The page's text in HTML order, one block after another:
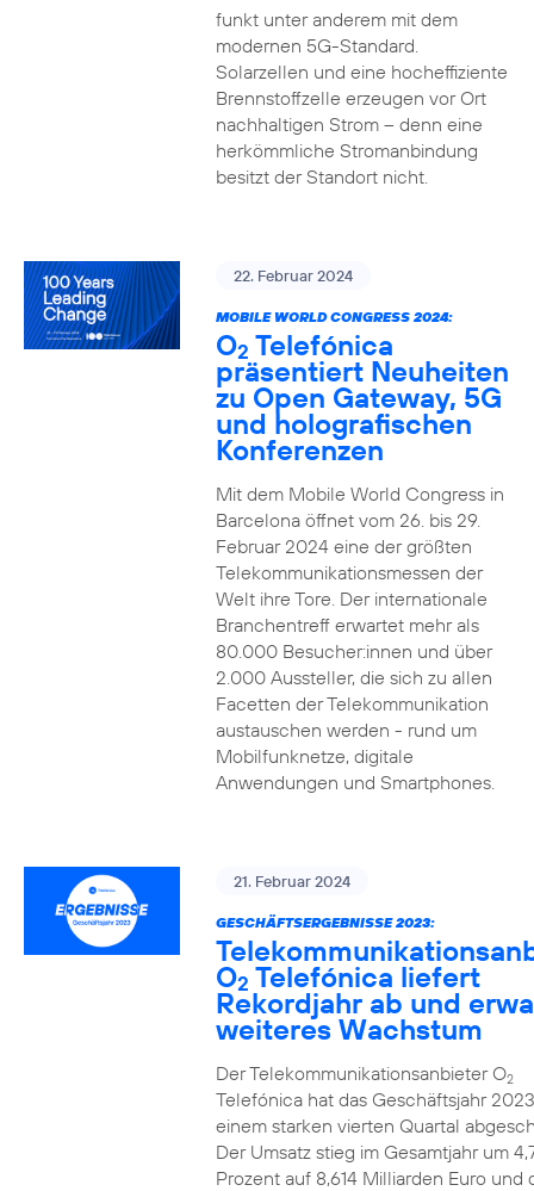
funkt unter anderem mit dem
modernen 5G-Standard.
Solarzellen und eine hocheffiziente
Brennstoffzelle erzeugen vor Ort
nachhaltigen Strom – denn eine
herkömmliche Stromanbindung
besitzt der Standort nicht.
22. Februar 2024
MOBILE WORLD CONGRESS 2024:
O2 Telefónica
präsentiert Neuheiten
zu Open Gateway, 5G
und holografischen
Konferenzen
Mit dem Mobile World Congress in
Barcelona öffnet vom 26. bis 29.
Februar 2024 eine der größten
Telekommunikationsmessen der
Welt ihre Tore. Der internationale
Branchentreff erwartet mehr als
80.000 Besucher:innen und über
2.000 Aussteller, die sich zu allen
Facetten der Telekommunikation
austauschen werden - rund um
Mobilfunknetze, digitale
Anwendungen und Smartphones.
21. Februar 2024
GESCHÄFTSERGEBNISSE 2023:
O2 Telefónica liefert
Rekordjahr ab und
weiteres Wachstum
Der Telekommunikationsanbieter O2
Telefónica hat das Geschäftsjahr
einem starken vierten Quartal
Der Umsatz stieg im Gesamtjahr um
Prozent auf 8,614 Milliarden Euro und